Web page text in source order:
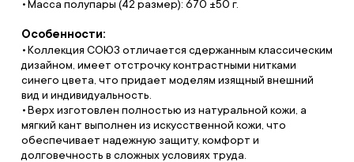
Масса полупары (42 размер): 670 ±50 г.
Особенности:
Коллекция СОЮЗ отличается сдержанным классическим
дизайном, имеет отстрочку контрастными нитками
синего цвета, что придает моделям изящный внешний
вид и индивидуальность.
Верх изготовлен полностью из натуральной кожи, а
мягкий кант выполнен из искусственной кожи, что
обеспечивает надежную защиту, комфорт и
долговечность в сложных условиях труда.